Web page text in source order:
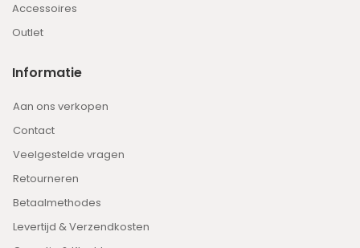
Accessoires
Outlet
Informatie
Aan ons verkopen
Contact
Veelgestelde vragen
Retourneren
Betaalmethodes
Levertijd & Verzendkosten